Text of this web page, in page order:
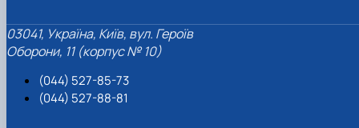
03041, Україна, Київ, вул. Героїв
Оборони, 11 (корпус № 10)
(044) 527-85-73
(044) 527-88-81